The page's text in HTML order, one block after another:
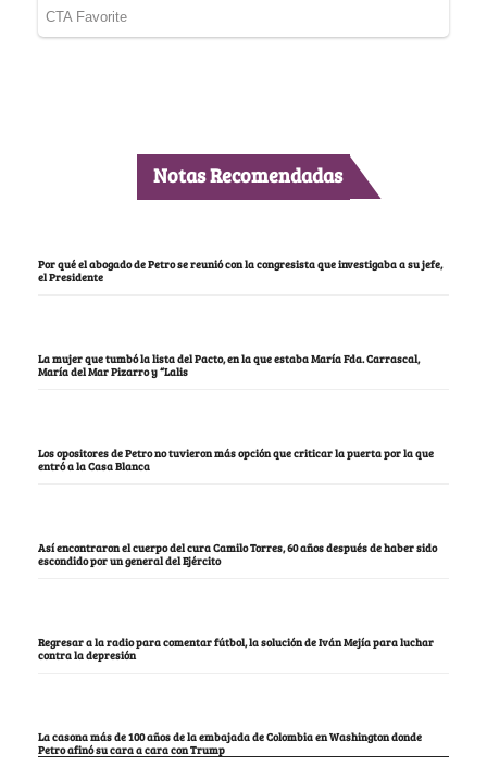
Notas Recomendadas
Por qué el abogado de Petro se reunió con la congresista que investigaba a su jefe,
el Presidente
La mujer que tumbó la lista del Pacto, en la que estaba María Fda. Carrascal,
María del Mar Pizarro y “Lalis
Los opositores de Petro no tuvieron más opción que criticar la puerta por la que
entró a la Casa Blanca
Así encontraron el cuerpo del cura Camilo Torres, 60 años después de haber sido
escondido por un general del Ejército
Regresar a la radio para comentar fútbol, la solución de Iván Mejía para luchar
contra la depresión
La casona más de 100 años de la embajada de Colombia en Washington donde
Petro afinó su cara a cara con Trump